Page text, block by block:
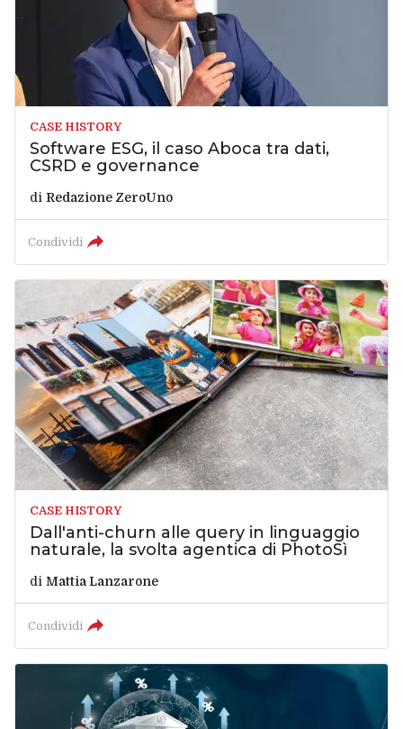
CASE HISTORY
Software ESG, il caso Aboca tra dati,
CSRD e governance
di Redazione ZeroUno
Condividi
CASE HISTORY
Dall'anti-churn alle query in linguaggio
naturale, la svolta agentica di PhotoSì
di Mattia Lanzarone
Condividi